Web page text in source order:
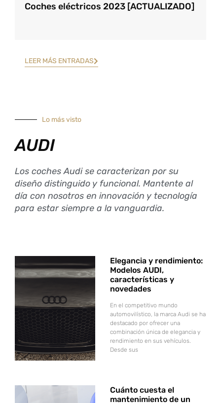
Coches eléctricos 2023 [ACTUALIZADO]
LEER MÁS ENTRADAS
Lo más visto
AUDI
Los coches Audi se caracterizan por su
diseño distinguido y funcional. Mantente al
día con nosotros en innovación y tecnología
para estar siempre a la vanguardia.
Elegancia y rendimiento:
Modelos AUDI,
características y
novedades
En el competitivo mundo
automovilístico, la marca Audi se ha
destacado por ofrecer una
combinación única de elegancia y
rendimiento en sus vehículos.
Desde sus
Cuánto cuesta el
mantenimiento de un